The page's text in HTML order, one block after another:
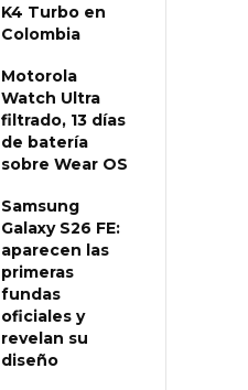
K4 Turbo en
Colombia
Motorola
Watch Ultra
filtrado, 13 días
de batería
sobre Wear OS
Samsung
Galaxy S26 FE:
aparecen las
primeras
fundas
oficiales y
revelan su
diseño